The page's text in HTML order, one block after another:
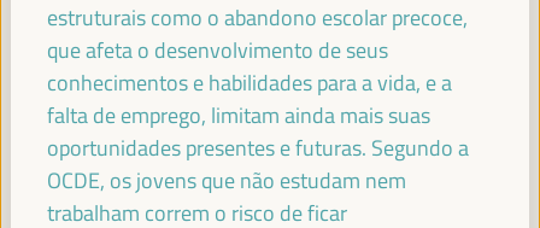
FRANCISCO REYES
Presidente - Fundo Andaluz de Municípios para a
Solidariedade Internacional (FAMSI)
España
estruturais como o abandono escolar precoce,
que afeta o desenvolvimento de seus
conhecimentos e habilidades para a vida, e a
falta de emprego, limitam ainda mais suas
oportunidades presentes e futuras. Segundo a
OCDE, os jovens que não estudam nem
trabalham correm o risco de ficar